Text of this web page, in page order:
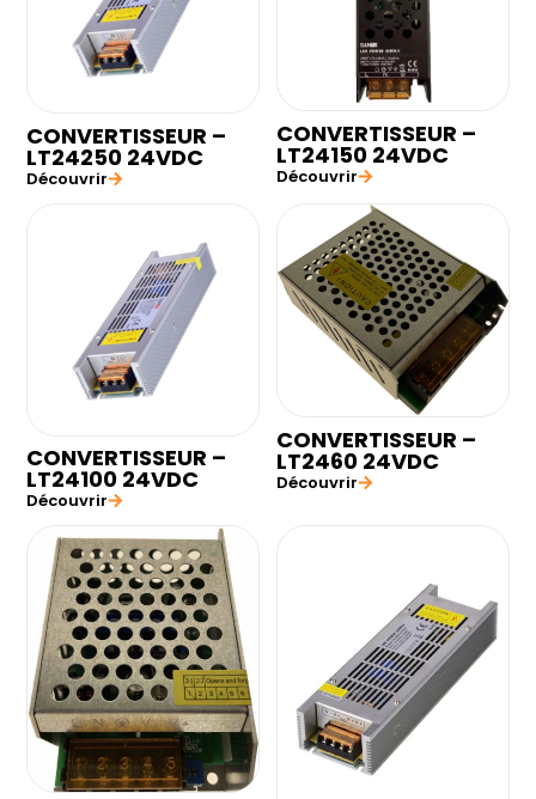
CONVERTISSEUR –
LT24250 24VDC
Découvrir
CONVERTISSEUR –
LT24150 24VDC
Découvrir
CONVERTISSEUR –
LT24100 24VDC
Découvrir
CONVERTISSEUR –
LT2460 24VDC
Découvrir